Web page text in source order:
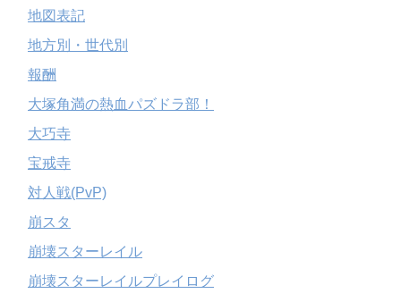
地図表記
地方別・世代別
報酬
大塚角満の熱血パズドラ部！
大巧寺
宝戒寺
対人戦(PvP)
崩スタ
崩壊スターレイル
崩壊スターレイルプレイログ